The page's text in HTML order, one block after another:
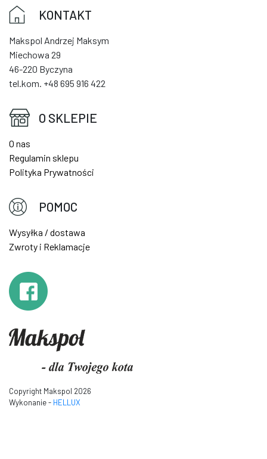
Copyright Makspol 2026
Wykonanie - HELLUX
KONTAKT
Makspol Andrzej Maksym
Miechowa 29
46-220 Byczyna
tel.kom. +48 695 916 422
O SKLEPIE
O nas
Regulamin sklepu
Polityka Prywatności
POMOC
Wysyłka / dostawa
Zwroty i Reklamacje